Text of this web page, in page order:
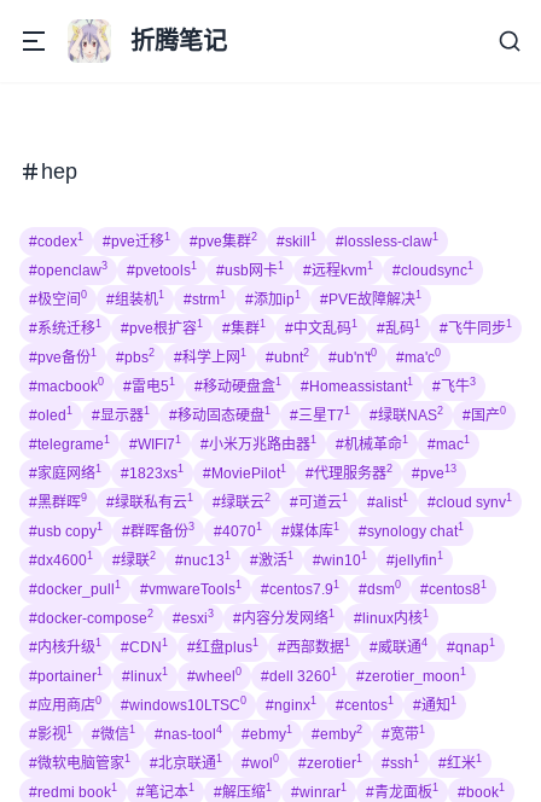
折腾笔记
hep
#codex1 #pve迁移1 #pve集群2 #skill 1 #lossless-claw1
#openclaw3 #pvetools1 #usb网卡1 #远程kvm1 #cloudsync1
#极空间 0 #组装机1 #strm1 #添加ip1 #PVE故障解决1
#系统迁移1 #pve根扩容1 #集群1 #中文乱码1 #乱码1 #飞牛同步1
#pve备份1 #pbs2 #科学上网 1 #ubnt2 #ub'n't0 #ma'c0
#macbook0 #雷电5 1 #移动硬盘盒1 #Homeassistant1 #飞牛3
#oled 1 #显示器1 #移动固态硬盘1 #三星T7 1 #绿联NAS2 #国产0
#telegrame 1 #WIFI7 1 #小米万兆路由器1 #机械革命1 #mac1
#家庭网络1 #1823xs1 #MoviePilot1 #代理服务器2 #pve 13
#黑群晖9 #绿联私有云1 #绿联云2 #可道云1 #alist1 #cloud synv1
#usb copy1 #群晖备份3 #40701 #媒体库1 #synology chat1
#dx46001 #绿联2 #nuc13 1 #激活1 #win101 #jellyfin 1
#docker_pull 1 #vmwareTools1 #centos7.9 1 #dsm0 #centos81
#docker-compose2 #esxi3 #内容分发网络1 #linux内核1
#内核升级 1 #CDN 1 #红盘plus1 #西部数据1 #威联通4 #qnap1
#portainer1 #linux1 #wheel 0 #dell 32601 #zerotier_moon 1
#应用商店0 #windows10LTSC0 #nginx1 #centos1 #通知 1
#影视1 #微信1 #nas-tool 4 #ebmy1 #emby2 #宽带 1
#微软电脑管家1 #北京联通1 #wol 0 #zerotier1 #ssh 1 #红米1
#redmi book1 #笔记本1 #解压缩1 #winrar1 #青龙面板 1 #book1